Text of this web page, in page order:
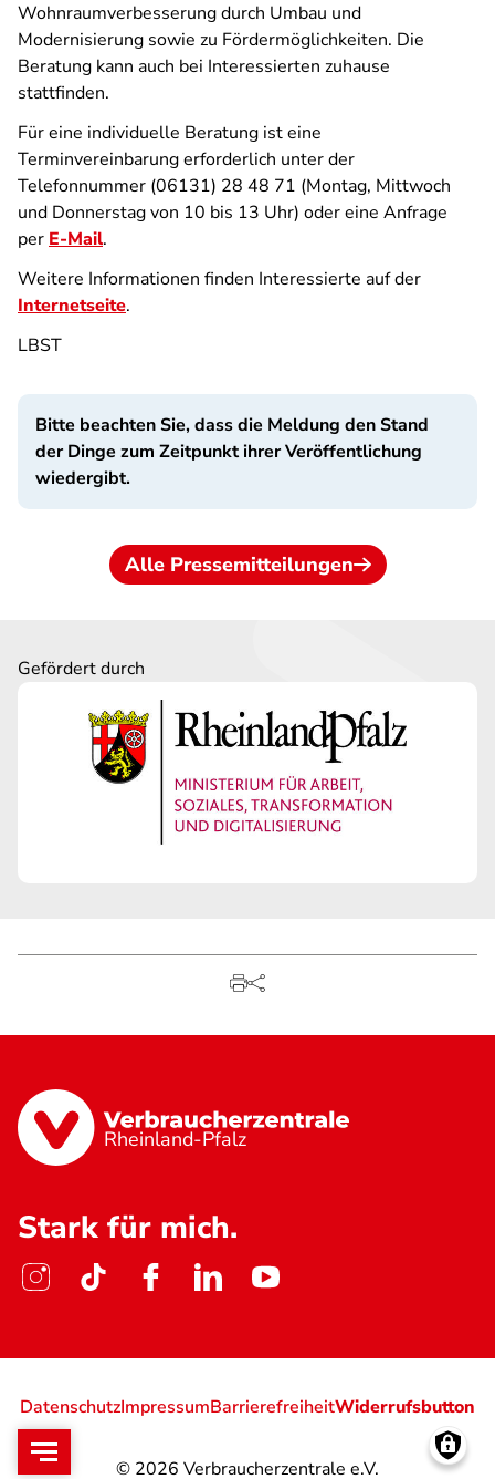
Wohnraumverbesserung durch Umbau und
Modernisierung sowie zu Fördermöglichkeiten. Die
Beratung kann auch bei Interessierten zuhause
stattfinden.
Für eine individuelle Beratung ist eine
Terminvereinbarung erforderlich unter der
Telefonnummer (06131) 28 48 71 (Montag, Mittwoch
und Donnerstag von 10 bis 13 Uhr) oder eine Anfrage
per E-Mail.
Weitere Informationen finden Interessierte auf der
Internetseite.
LBST
Bitte beachten Sie, dass die Meldung den Stand
der Dinge zum Zeitpunkt ihrer Veröffentlichung
wiedergibt.
Alle Pressemitteilungen
Gefördert durch
Rheinland-Pfalz
Stark für mich.
© 2026 Verbraucherzentrale e.V.
DatenschutzImpressumBarrierefreiheitWiderrufsbutton